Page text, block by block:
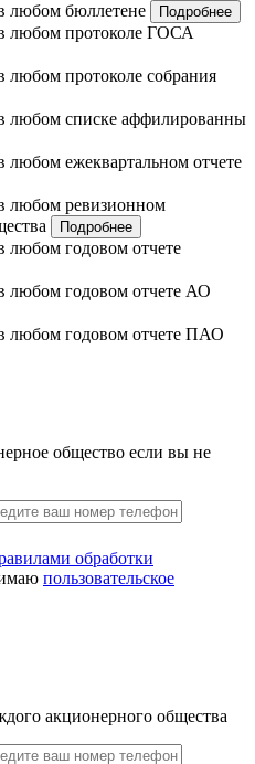
любом бюллетене Подробнее
любом протоколе ГОСА
любом протоколе собрания
любом списке аффилированны
любом ежеквартальном отчете
любом ревизионном
Подробнее
любом годовом отчете
любом годовом отчете АО
любом годовом отчете ПАО
общество если вы не
обработки
пользовательское
акционерного общества